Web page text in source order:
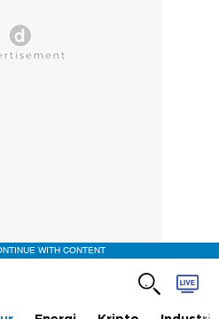
WITH CONTENT